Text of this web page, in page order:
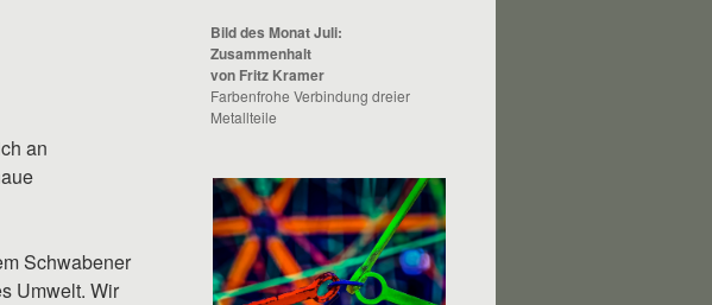
an
Schwabener
Umwelt. Wir
Bild des Monat Juli:
Zusammenhalt
von Fritz Kramer
Farbenfrohe Verbindung dreier
Metallteile